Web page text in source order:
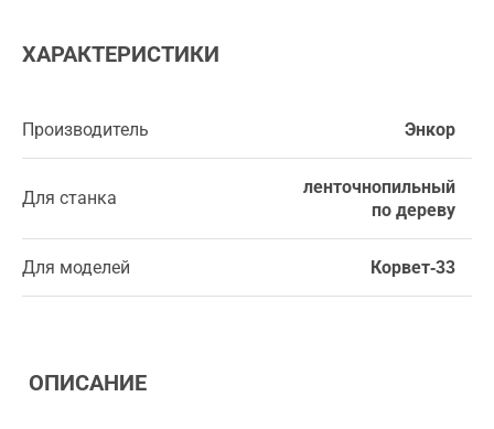
ХАРАКТЕРИСТИКИ
Производитель Энкор
Для станка
ленточнопильный
по дереву
Для моделей Корвет-33
ОПИСАНИЕ